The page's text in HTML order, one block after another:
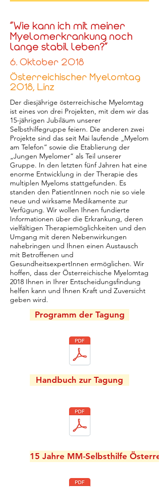
"Wie kann ich mit meiner
Myelomerkrankung noch
lange stabil leben?"
6. Oktober 2018
Österreichischer Myelomtag
2018, Linz
Der diesjährige österreichische Myelomtag
ist eines von drei Projekten, mit dem wir das
15-jährigen Jubiläum unserer
Selbsthilfegruppe feiern. Die anderen zwei
Projekte sind das seit Mai laufende „Myelom
am Telefon“ sowie die Etablierung der
„Jungen Myelomer“ als Teil unserer
Gruppe. In den letzten fünf Jahren hat eine
enorme Entwicklung in der Therapie des
multiplen Myeloms stattgefunden. Es
standen den PatientInnen noch nie so viele
neue und wirksame Medikamente zur
Verfügung. Wir wollen Ihnen fundierte
Informationen über die Erkrankung, deren
vielfältigen Therapiemöglichkeiten und den
Umgang mit deren Nebenwirkungen
nahebringen und Ihnen einen Austausch
mit Betroffenen und
GesundheitsexpertInnen ermöglichen. Wir
hoffen, dass der Österreichische Myelomtag
2018 Ihnen in Ihrer Entscheidungsfindung
helfen kann und Ihnen Kraft und Zuversicht
geben wird.
Programm der Tagung
Handbuch zur Tagung
15 Jahre MM-Selbsthilfe